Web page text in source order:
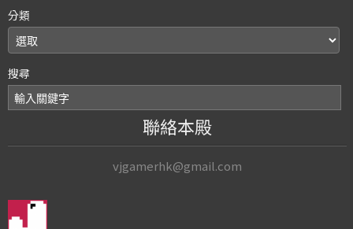
分類
搜尋
聯絡本殿
vjgamerhk@gmail.com